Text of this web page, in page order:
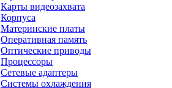
Карты видеозахвата
Корпуса
Материнские платы
Оперативная память
Оптические приводы
Процессоры
Сетевые адаптеры
Системы охлаждения